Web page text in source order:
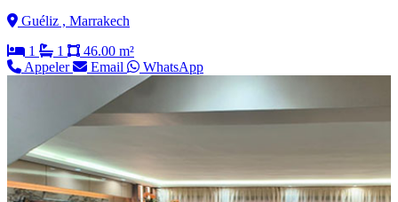
Guéliz , Marrakech
1
1
46.00 m²
Appeler
Email WhatsApp